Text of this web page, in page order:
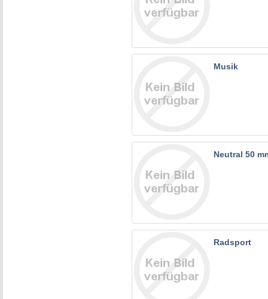
Musik
Neutral 50
Radsport